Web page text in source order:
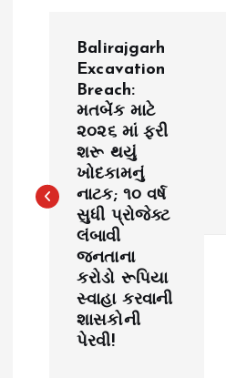
n
Balirajgarh
Excavation
Breach:
મતબેંક માટે
૨૦૨૬ માં ફરી
શરૂ થયું
ખોદકામનું
નાટક; ૧૦ વર્ષ
સુધી પ્રોજેક્ટ
લંબાવી
જનતાના
કરોડો રૂપિયા
સ્વાહા કરવાની
શાસકોની
પેરવી!